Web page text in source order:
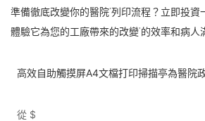
準備徹底改變你的醫院’列印流程？立即投資
體驗它為您的工廠帶來的改變’的效率和病人
高效自助觸摸屏A4文檔打印掃描亭為醫院
從 $